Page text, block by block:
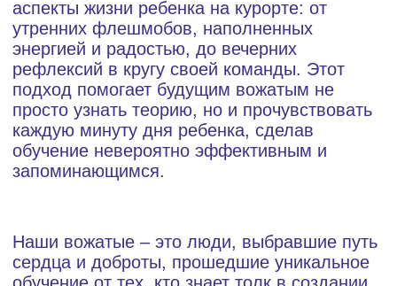
блок, раскрывающий и развивающий
креативный потенциал каждого кандидата
через искусство, музыку, танец и многое
другое, что помогает будущим вожатым
глубоко понять и овладеть искусством
организации детских мероприятий.
Творчество